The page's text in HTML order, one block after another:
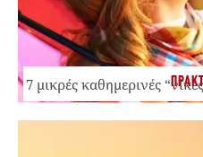
7 μικρές καθημερινές